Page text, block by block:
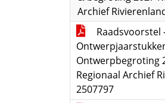
Archief
Raadsvoorstel
Ontwerpbegroting
Regionaal Archief
2507797